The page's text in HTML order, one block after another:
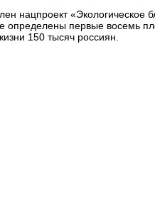
нацпроект «Экологическое
определены первые восемь
150 тысяч россиян.